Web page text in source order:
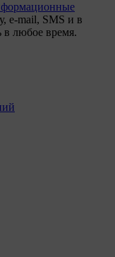
e-mail, SMS и в
в любое время.